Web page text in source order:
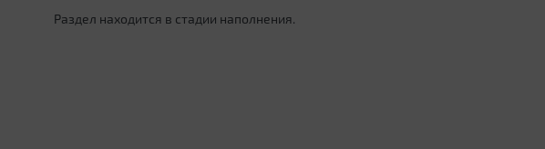
Раздел находится в стадии наполнения.